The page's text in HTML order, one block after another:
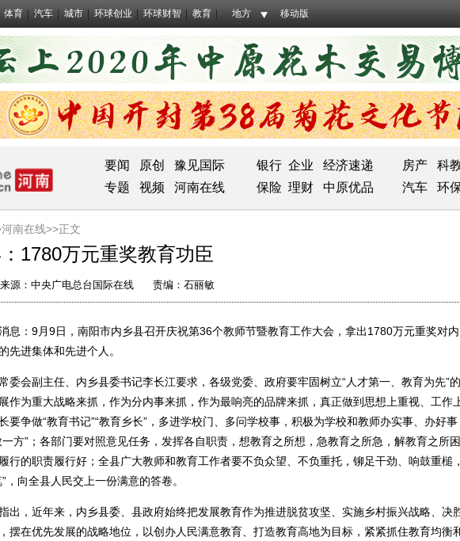
体育 汽车 城市 环球创业 环球财智 教育 地方 移动版
要闻 原创 豫见国际 银行 企业 经济速递 房产 科
专题
视频 河南在线 保险 理财 中原优品 汽车 环
河南在线>>正文
1780万元重奖教育功臣
来源： 中央广电总台国际在线 责编：石丽敏
：9月9日，南阳市内乡县召开庆祝第36个教师节暨教育工作大会，拿出1780万元重奖对
先进集体和先进个人。
会副主任、内乡县委书记李长江要求，各级党委、政府要牢固树立“人才第一、教育为先”
作为重大战略来抓，作为分内事来抓，作为最响亮的品牌来抓，真正做到思想上重视、工作
要争做“教育书记”“教育乡长”，多进学校门、多问学校事，积极为学校和教师办实事、办好事
方”；各部门要对照意见任务，发挥各自职责，想教育之所想，急教育之所急，解教育之所困
行的职责履行好；全县广大教师和教育工作者要不负众望、不负重托，铆足干劲、响鼓重槌
，向全县人民交上一份满意的答卷。
，近年来，内乡县委、县政府始终把发展教育作为推进脱贫攻坚、实施乡村振兴战略、决
摆在优先发展的战略地位，以创办人民满意教育、打造教育高地为目标，紧紧抓住教育均衡